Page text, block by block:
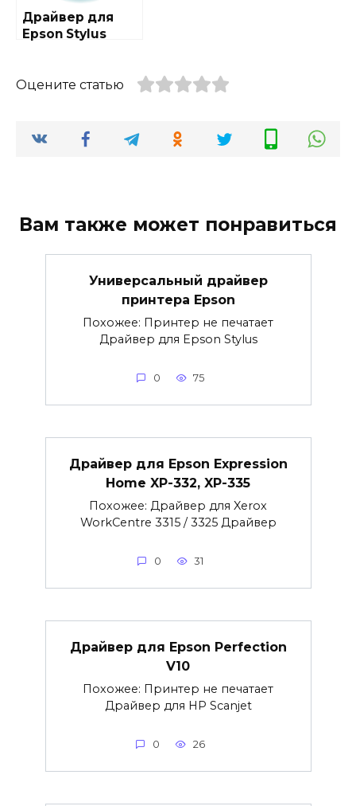
Драйвер для
Epson Stylus
Оцените статью
Вам также может понравиться
Универсальный драйвер
принтера Epson
Похожее: Принтер не печатает
Драйвер для Epson Stylus
0 75
Драйвер для Epson Expression
Home XP-332, XP-335
Похожее: Драйвер для Xerox
WorkCentre 3315 / 3325 Драйвер
0 31
Драйвер для Epson Perfection
V10
Похожее: Принтер не печатает
Драйвер для HP Scanjet
0 26